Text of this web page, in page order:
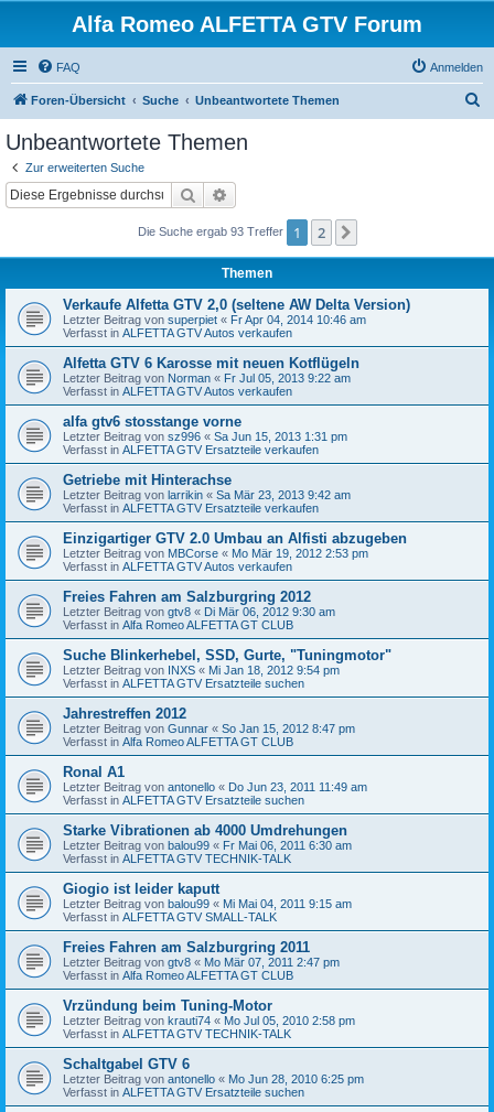
Alfa Romeo ALFETTA GTV Forum
FAQ Anmelden
Foren-Übersicht Suche Unbeantwortete Themen
Unbeantwortete Themen
Zur erweiterten Suche
Suche
Die Suche ergab 93 Treffer 1 2
Themen
Verkaufe Alfetta GTV 2,0 (seltene AW Delta Version)
Letzter Beitrag von superpiet « Fr Apr 04, 2014 10:46 am
Verfasst in ALFETTA GTV Autos verkaufen
Alfetta GTV 6 Karosse mit neuen Kotflügeln
Letzter Beitrag von Norman « Fr Jul 05, 2013 9:22 am
Verfasst in ALFETTA GTV Autos verkaufen
alfa gtv6 stosstange vorne
Letzter Beitrag von sz996 « Sa Jun 15, 2013 1:31 pm
Verfasst in ALFETTA GTV Ersatzteile verkaufen
Getriebe mit Hinterachse
Letzter Beitrag von larrikin « Sa Mär 23, 2013 9:42 am
Verfasst in ALFETTA GTV Ersatzteile verkaufen
Einzigartiger GTV 2.0 Umbau an Alfisti abzugeben
Letzter Beitrag von MBCorse « Mo Mär 19, 2012 2:53 pm
Verfasst in ALFETTA GTV Autos verkaufen
Freies Fahren am Salzburgring 2012
Letzter Beitrag von gtv8 « Di Mär 06, 2012 9:30 am
Verfasst in Alfa Romeo ALFETTA GT CLUB
Suche Blinkerhebel, SSD, Gurte, "Tuningmotor"
Letzter Beitrag von INXS « Mi Jan 18, 2012 9:54 pm
Verfasst in ALFETTA GTV Ersatzteile suchen
Jahrestreffen 2012
Letzter Beitrag von Gunnar « So Jan 15, 2012 8:47 pm
Verfasst in Alfa Romeo ALFETTA GT CLUB
Ronal A1
Letzter Beitrag von antonello « Do Jun 23, 2011 11:49 am
Verfasst in ALFETTA GTV Ersatzteile suchen
Starke Vibrationen ab 4000 Umdrehungen
Letzter Beitrag von balou99 « Fr Mai 06, 2011 6:30 am
Verfasst in ALFETTA GTV TECHNIK-TALK
Giogio ist leider kaputt
Letzter Beitrag von balou99 « Mi Mai 04, 2011 9:15 am
Verfasst in ALFETTA GTV SMALL-TALK
Freies Fahren am Salzburgring 2011
Letzter Beitrag von gtv8 « Mo Mär 07, 2011 2:47 pm
Verfasst in Alfa Romeo ALFETTA GT CLUB
Vrzündung beim Tuning-Motor
Letzter Beitrag von krauti74 « Mo Jul 05, 2010 2:58 pm
Verfasst in ALFETTA GTV TECHNIK-TALK
Schaltgabel GTV 6
Letzter Beitrag von antonello « Mo Jun 28, 2010 6:25 pm
Verfasst in ALFETTA GTV Ersatzteile suchen